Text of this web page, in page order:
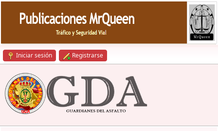
Iniciar sesión Registrarse